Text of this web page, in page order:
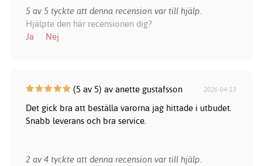
5 av 5 tyckte att denna recension var till hjälp.
Hjälpte den här recensionen dig?
Ja
Nej
(5 av 5) av anette gustafsson 2026-04-13
Det gick bra att beställa varorna jag hittade i utbudet.
Snabb leverans och bra service.
2 av 4 tyckte att denna recension var till hjälp.